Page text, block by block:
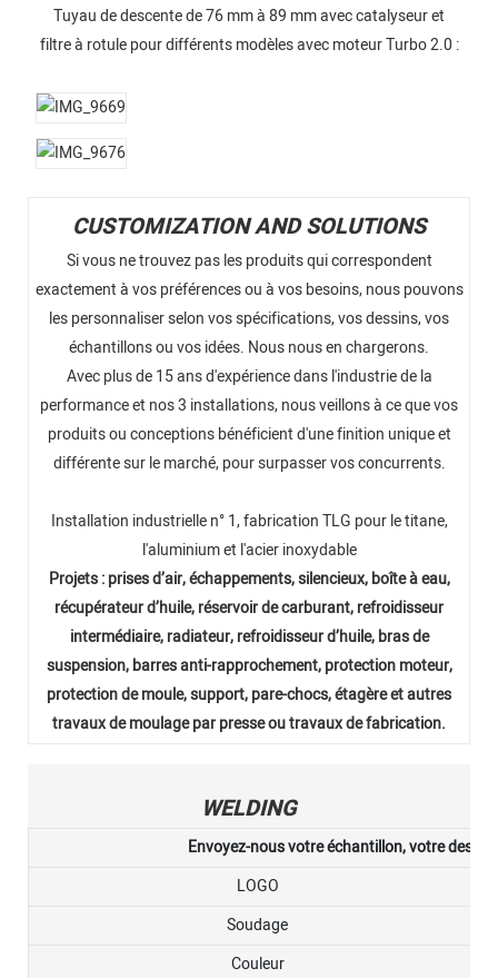
Tuyau de descente de 76 mm à 89 mm avec catalyseur et
filtre à rotule pour différents modèles avec moteur Turbo 2.0 :
CUSTOMIZATION AND SOLUTIONS
Si vous ne trouvez pas les produits qui correspondent
exactement à vos préférences ou à vos besoins, nous pouvons
les personnaliser selon vos spécifications, vos dessins, vos
échantillons ou vos idées. Nous nous en chargerons.
Avec plus de 15 ans d'expérience dans l'industrie de la
performance et nos 3 installations, nous veillons à ce que vos
produits ou conceptions bénéficient d'une finition unique et
différente sur le marché, pour surpasser vos concurrents.
Installation industrielle n° 1, fabrication TLG pour le titane,
l'aluminium et l'acier inoxydable
Projets : prises d’air, échappements, silencieux, boîte à eau,
récupérateur d’huile, réservoir de carburant, refroidisseur
intermédiaire, radiateur, refroidisseur d’huile, bras de
suspension, barres anti-rapprochement, protection moteur,
protection de moule, support, pare-chocs, étagère et autres
travaux de moulage par presse ou travaux de fabrication.
WELDING
Envoyez-nous votre échantillon, votre
LOGO
Soudage
Couleur